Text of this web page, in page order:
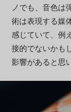
ノでも、音色は
術は表現する媒
感じていて、例
接的でないかも
影響があると思